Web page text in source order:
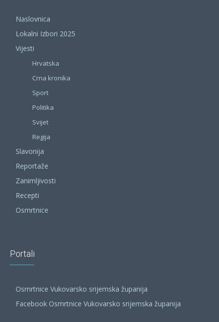
Naslovnica
Lokalni Izbori 2025
Vijesti
Hrvatska
Crna kronika
Sport
Politika
Svijet
Regija
Slavonija
Reportaže
Zanimljivosti
Recepti
Osmrtnice
Portali
Osmrtnice Vukovarsko srijemska županija
Facebook Osmrtnice Vukovarsko srijemska županija